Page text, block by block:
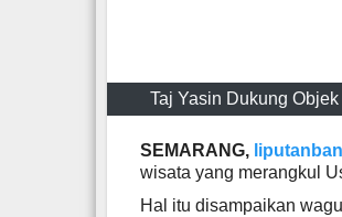
Taj Yasin Dukung
SEMARANG,
wisata yang merangkul
Hal itu disampaikan